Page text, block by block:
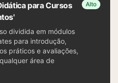
para Cursos
Alto
dividida em módulos
para introdução,
práticos e avaliações,
área de